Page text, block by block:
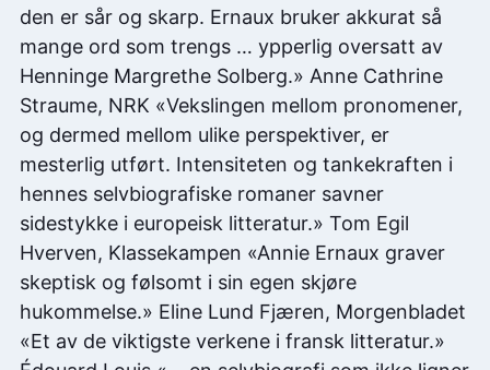
den er sår og skarp. Ernaux bruker akkurat så
mange ord som trengs … ypperlig oversatt av
Henninge Margrethe Solberg.» Anne Cathrine
Straume, NRK «Vekslingen mellom pronomener,
og dermed mellom ulike perspektiver, er
mesterlig utført. Intensiteten og tankekraften i
hennes selvbiografiske romaner savner
sidestykke i europeisk litteratur.» Tom Egil
Hverven, Klassekampen «Annie Ernaux graver
skeptisk og følsomt i sin egen skjøre
hukommelse.» Eline Lund Fjæren, Morgenbladet
«Et av de viktigste verkene i fransk litteratur.»